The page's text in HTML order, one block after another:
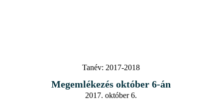
Tanév: 2017-2018
Megemlékezés október 6-án
2017. október 6.